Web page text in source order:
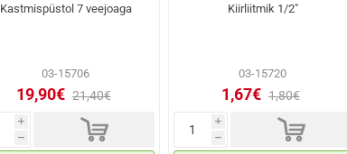
Kastmispüstol 7 veejoaga
03-15706
19,90€ 21,40€
i
h d
Kiirliitmik 1/2"
03-15720
1,67€ 1,80€
i
h d